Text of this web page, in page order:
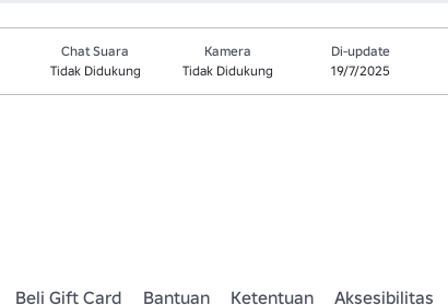
Chat Suara
Tidak Didukung
Kamera
Tidak Didukung
Di-update
19/7/2025
Beli Gift Card Bantuan Ketentuan Aksesibilitas